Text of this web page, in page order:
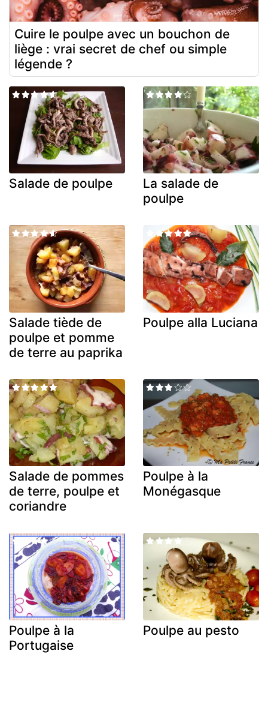
Cuire le poulpe avec un bouchon de
liège : vrai secret de chef ou simple
légende ?
Salade de poulpe
La salade de
poulpe
Salade tiède de
poulpe et pomme
de terre au paprika
Poulpe alla Luciana
Salade de pommes
de terre, poulpe et
coriandre
Poulpe à la
Monégasque
Poulpe à la
Portugaise
Poulpe au pesto